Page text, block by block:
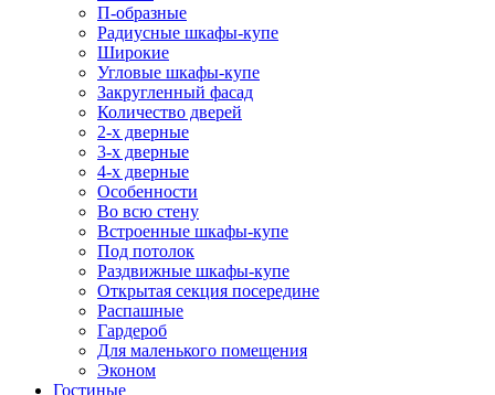
П-образные
Радиусные шкафы-купе
Широкие
Угловые шкафы-купе
Закругленный фасад
Количество дверей
2-х дверные
3-х дверные
4-х дверные
Особенности
Во всю стену
Встроенные шкафы-купе
Под потолок
Раздвижные шкафы-купе
Открытая секция посередине
Распашные
Гардероб
Для маленького помещения
Эконом
Гостиные